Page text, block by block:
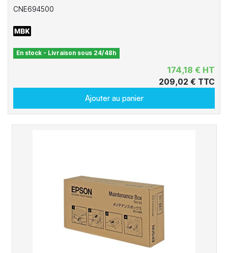
CNE694500
En stock - Livraison sous 24/48h
174,18 € HT
209,02 € TTC
Ajouter au panier